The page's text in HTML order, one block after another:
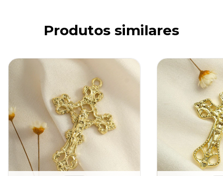
Produtos similares